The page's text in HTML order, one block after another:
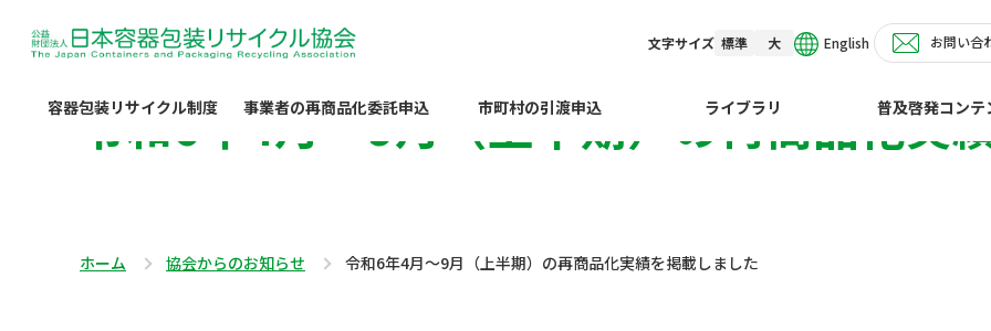
文字サイズ 標準 大 English お問い合
容器包装リサイクル制度 事業者の再商品化委託申込 市町村の引渡申込 ライブラリ 普及啓発コンテ
令和6年4月～9月（上半期）の再商品化実
ホーム 協会からのお知らせ 令和6年4月～9月（上半期）の再商品化実績を掲載しました